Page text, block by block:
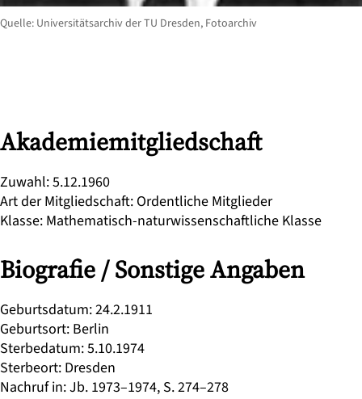
Akademiemitgliedschaft
Zuwahl:5.12.1960
Art der Mitgliedschaft: Ordentliche Mitglieder
Klasse: Mathematisch-naturwissenschaftliche Klasse
Biografie / Sonstige Angaben
Geburtsdatum:24.2.1911
Geburtsort: Berlin
Sterbedatum:5.10.1974
Sterbeort: Dresden
Nachruf in:Jb. 1973–1974, S. 274–278
Quelle: Universitätsarchiv der TU Dresden, Fotoarchiv